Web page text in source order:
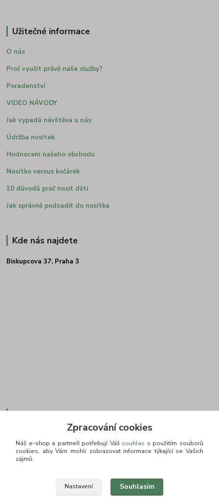
Užitečné informace
O nás
Proč využít právě naše služby?
Poradenství
VIDEO NÁVODY
Jak vypadá návštěva u nás
Údržba nosítek
Hodnocení našeho obchodu
Nosítko versus kočárek
10 důvodů proč nosit děti
Jak správně podsadit do nosítka
Kde nás najdete
Biskupcova 37, Praha 3
Kontakt
+420 775693830
Otevírací doba: PO-PÁ: 9:00-16:00 NUTNÁ REZERVACE
info@zkusnositko.cz
Zpracování cookies
Náš e-shop a partneři potřebují Váš souhlas s použitím souborů
cookies, aby Vám mohli zobrazovat informace týkající se Vašich
zájmů.
Nastavení Souhlasím